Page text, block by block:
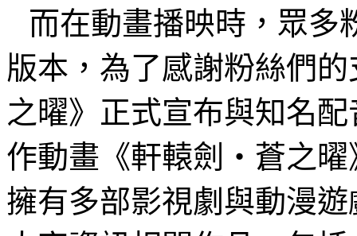
而在動畫播映時，眾多
版本，為了感謝粉絲們
之曜》正式宣布與知名
作動畫《軒轅劍‧蒼之曜
擁有多部影視劇與動漫